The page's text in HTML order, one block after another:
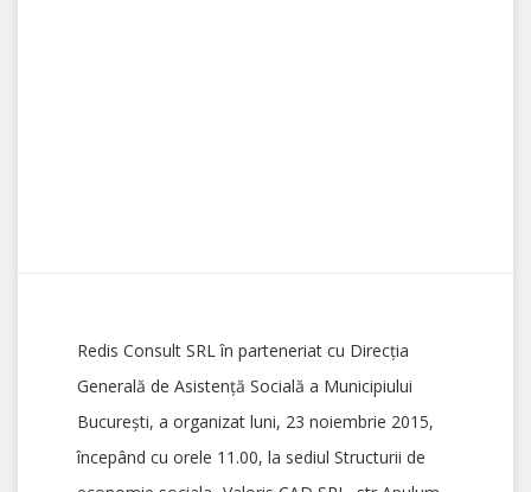
Redis Consult SRL în parteneriat cu Direcţia
Generală de Asistenţă Socială a Municipiului
Bucureşti, a organizat luni, 23 noiembrie 2015,
începând cu orele 11.00, la sediul Structurii de